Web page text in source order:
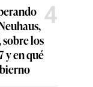
los
y en qué
4